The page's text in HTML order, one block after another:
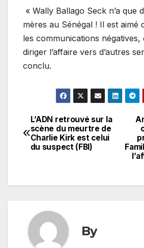
« Wally Ballago Seck n’a que
mères au Sénégal ! Il est aimé
les communications négatives,
diriger l’affaire vers d’autres
conclu.
Navigation
de
L’ADN retrouvé sur la
scène du meurtre de
Charlie Kirk est celui
du suspect (FBI)
By